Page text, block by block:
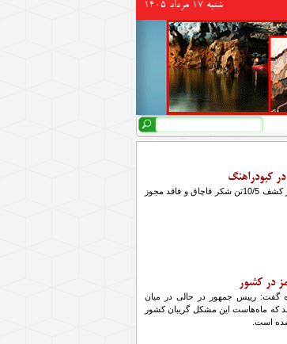
شنبه 17 مرداد 1405
فرم جستجو
جستجو
فرمانده انتظامی شهرستان کبودراهنگ از کشف 10/5تن شکر قاچاق و فاقد مجوز
در کشور
گفت: رییس جمهور در حالی در میان
که ماه‌هاست این مشکل گریبان کشور
است.